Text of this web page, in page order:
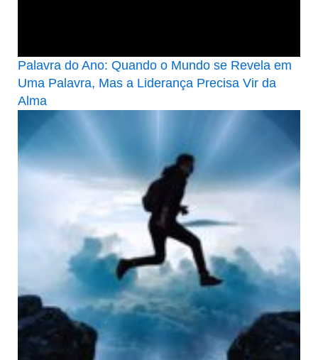
Palavra do Ano: Quando o Mundo se Revela em
Uma Palavra, Mas a Liderança Precisa Vir da
Alma